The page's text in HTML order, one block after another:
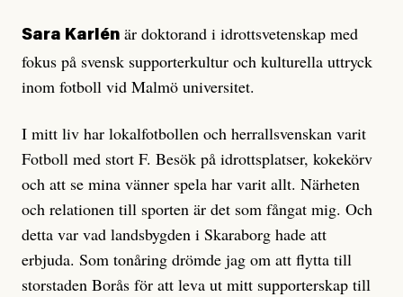
Sara Karlén är doktorand i idrottsvetenskap med
fokus på svensk supporterkultur och kulturella uttryck
inom fotboll vid Malmö universitet.
I mitt liv har lokalfotbollen och herrallsvenskan varit
Fotboll med stort F. Besök på idrottsplatser, kokekörv
och att se mina vänner spela har varit allt. Närheten
och relationen till sporten är det som fångat mig. Och
detta var vad landsbygden i Skaraborg hade att
erbjuda. Som tonåring drömde jag om att flytta till
storstaden Borås för att leva ut mitt supporterskap till